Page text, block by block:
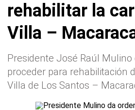
rehabilitar la
Villa –
Presidente José Raúl Mulino
proceder para rehabilitación
Villa de Los Santos –